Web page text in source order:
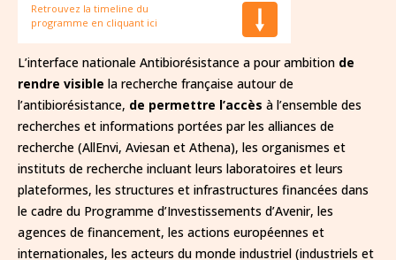
Retrouvez la timeline du
programme en cliquant ici
L’interface nationale Antibiorésistance a pour ambition de
rendre visible la recherche française autour de
l’antibiorésistance, de permettre l’accès à l’ensemble des
recherches et informations portées par les alliances de
recherche (AllEnvi, Aviesan et Athena), les organismes et
instituts de recherche incluant leurs laboratoires et leurs
plateformes, les structures et infrastructures financées dans
le cadre du Programme d’Investissements d’Avenir, les
agences de financement, les actions européennes et
internationales, les acteurs du monde industriel (industriels et